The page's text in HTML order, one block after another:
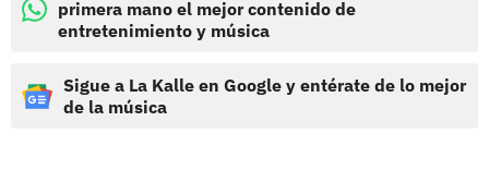
primera mano el mejor contenido de
entretenimiento y música
Sigue a La Kalle en Google y entérate de lo mejor
de la música